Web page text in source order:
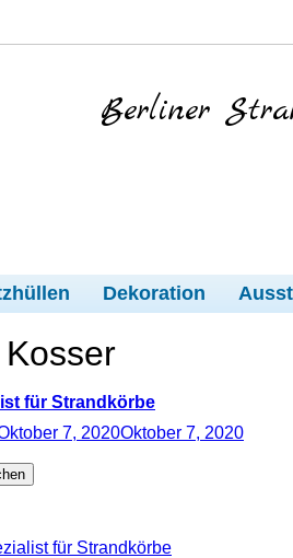
Berliner
Dekoration
für Strandkörbe
7, 2020Oktober 7, 2020
für Strandkörbe